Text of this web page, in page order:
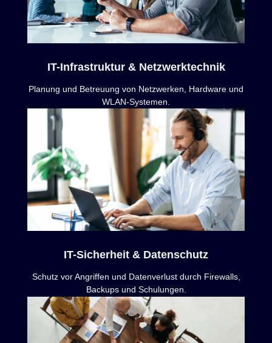
IT-Infrastruktur & Netzwerktechnik
Planung und Betreuung von Netzwerken, Hardware und
WLAN-Systemen.
IT-Sicherheit & Datenschutz
Schutz vor Angriffen und Datenverlust durch Firewalls,
Backups und Schulungen.